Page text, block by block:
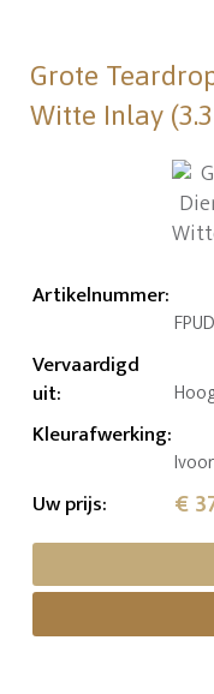
Grote
Witte Inlay
Artikelnummer:
Vervaardigd
uit:
Kleurafwerking:
Uw prijs: €